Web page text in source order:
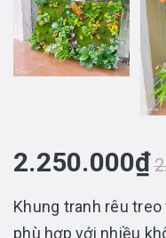
2.250.000₫
Khung tranh rêu
phù hợp với nhiều